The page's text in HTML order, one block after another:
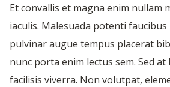
Et convallis et magna enim nullam
iaculis. Malesuada potenti
pulvinar augue tempus placerat
nunc porta enim lectus sem. Sed
facilisis viverra. Non volutpat,